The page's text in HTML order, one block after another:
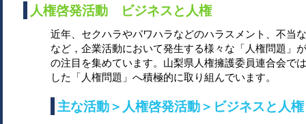
人権啓発活動 ビジネスと人権
近年、セクハラやパワハラなどのハラスメント、不当
など，企業活動において発生する様々な「人権問題」
の注目を集めています。山梨県人権擁護委員連合会で
した「人権問題」へ積極的に取り組んでいます。
主な活動＞人権啓発活動＞ビジネスと人権